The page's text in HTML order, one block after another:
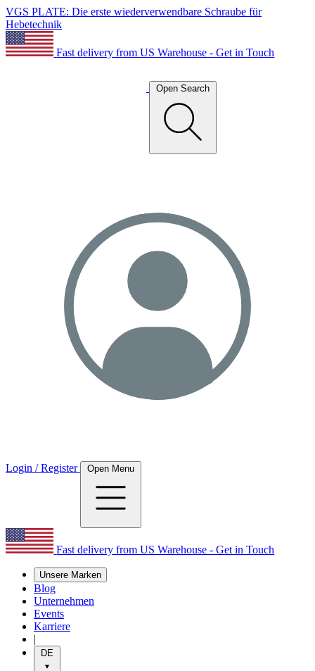
VGS PLATE: Die erste wiederverwendbare Schraube für
Hebetechnik
Fast delivery from US Warehouse - Get in Touch
Open Search
Login / Register Open Menu
Fast delivery from US Warehouse - Get in Touch
Unsere Marken
Blog
Unternehmen
Events
Karriere
|
DE